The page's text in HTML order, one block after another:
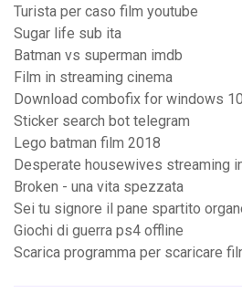
Turista per caso film youtube
Sugar life sub ita
Batman vs superman imdb
Film in streaming cinema
Download combofix for windows
Sticker search bot telegram
Lego batman film 2018
Desperate housewives streaming
Broken - una vita spezzata
Sei tu signore il pane spartito
Giochi di guerra ps4 offline
Scarica programma per scaricare